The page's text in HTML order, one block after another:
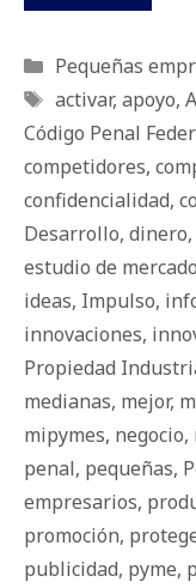
Categorías
Pequeñas
Etiquetas
activar, apoyo,
Código Penal
competidores,
confidencialidad,
Desarrollo, dinero,
estudio de mercado
ideas, Impulso,
innovaciones,
Propiedad
medianas, mejor,
mipymes, negocio,
penal, pequeñas,
empresarios,
promoción,
publicidad, pyme,